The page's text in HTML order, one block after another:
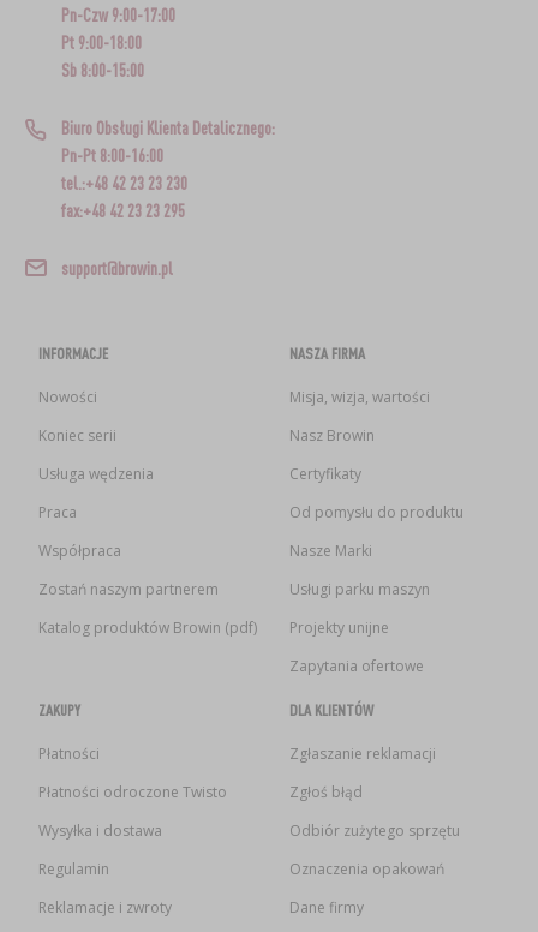
Pn-Czw 9:00-17:00
Pt 9:00-18:00
Sb 8:00-15:00
Biuro Obsługi Klienta Detalicznego:
Pn-Pt 8:00-16:00
tel.:+48 42 23 23 230
fax:+48 42 23 23 295
support@browin.pl
INFORMACJE
Nowości
Koniec serii
Usługa wędzenia
Praca
Współpraca
Zostań naszym partnerem
Katalog produktów Browin (pdf)
NASZA FIRMA
Misja, wizja, wartości
Nasz Browin
Certyfikaty
Od pomysłu do produktu
Nasze Marki
Usługi parku maszyn
Projekty unijne
Zapytania ofertowe
ZAKUPY
Płatności
Płatności odroczone Twisto
Wysyłka i dostawa
Regulamin
Reklamacje i zwroty
DLA KLIENTÓW
Zgłaszanie reklamacji
Zgłoś błąd
Odbiór zużytego sprzętu
Oznaczenia opakowań
Dane firmy